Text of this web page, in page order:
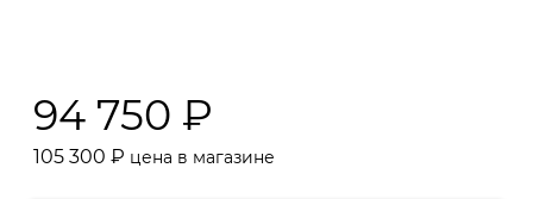
94 750 ₽
105 300 ₽ цена в магазине